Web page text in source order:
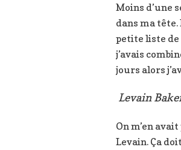
Moins d’une
dans ma
petite liste de
j’avais
jours alors
Levain
On m’en
Levain. Ça